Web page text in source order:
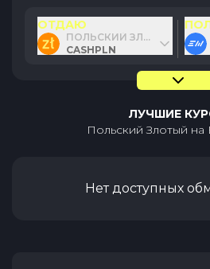
ОТДАЮ
ПОЛЬСКИЙ ЗЛОТЫЙ
CASHPLN
ЛУЧШИЕ
Польский Злотый на
Нет доступных